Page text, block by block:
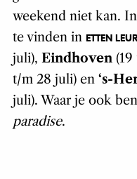
weekend niet kan.
te vinden in ETTEN
juli), Eindhoven(19
t/m 28 juli) en ‘s-
juli). Waar je ook
paradise.